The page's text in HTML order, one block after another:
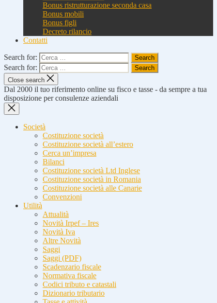
Bonus ristrutturazione seconda casa
Bonus mobili
Bonus figli
Decreto rilancio
Contatti
Search for:
Search for:
Close search
Dal 2000 il tuo riferimento online su fisco e tasse - da sempre a tua
disposizione per consulenze aziendali
Società
Costituzione società
Costituzione società all’estero
Cerca un’impresa
Bilanci
Costituzione società Ltd Inglese
Costituzione società in Romania
Costituzione società alle Canarie
Convenzioni
Utilità
Attualità
Novità Irpef – Ires
Novità Iva
Altre Novità
Saggi
Saggi (PDF)
Scadenzario fiscale
Normativa fiscale
Codici tributo e catastali
Dizionario tributario